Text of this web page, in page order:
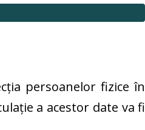
persoanelor fizice în
a acestor date va fi